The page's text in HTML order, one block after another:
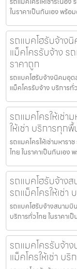
ในราคาเป็นกันเอง พร้
รถแบคโฮรับจ้าง
แม็คโครรับจ้าง ร
ราคาถูก
รถแบคโฮรับจ้างนิคมอุต
แม็คโครรับจ้าง บริการ
รถแมคโครให้เช่า
ให้เช่า บริการทุก
รถแมคโครให้เช่ามหารา
ไทย ในราคาเป็นกันเอ
รถแบคโฮรับจ้าง
รถแม็คโครให้เช่
รถแบคโฮรับจ้างสนามบิ
บริการทั่วไทย ในราคา
รถแมคโครรับจ้า
แม็คโครให้เช่า บ